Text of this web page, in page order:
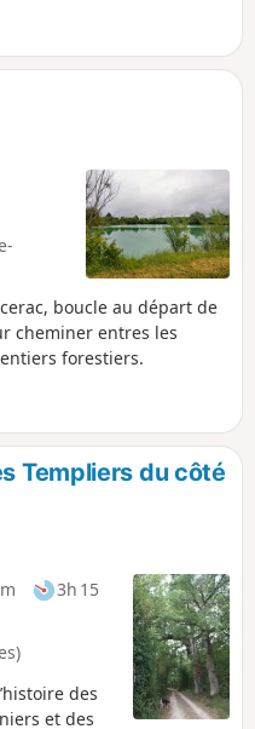
boucle au départ de
cheminer entres les
forestiers.
Templiers du côté
3h 15
des
et des